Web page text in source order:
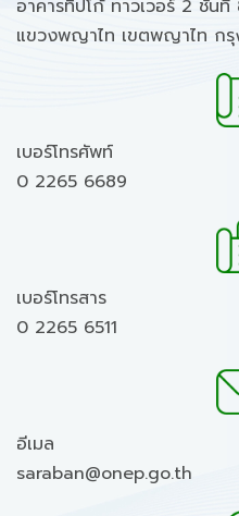
อาคารทิปโก้ ทาวเวอร์ 2 ชั้น
แขวงพญาไท เขตพญาไท ก
เบอร์โทรศัพท์
0 2265 6689
เบอร์โทรสาร
0 2265 6511
อีเมล
saraban@onep.go.th